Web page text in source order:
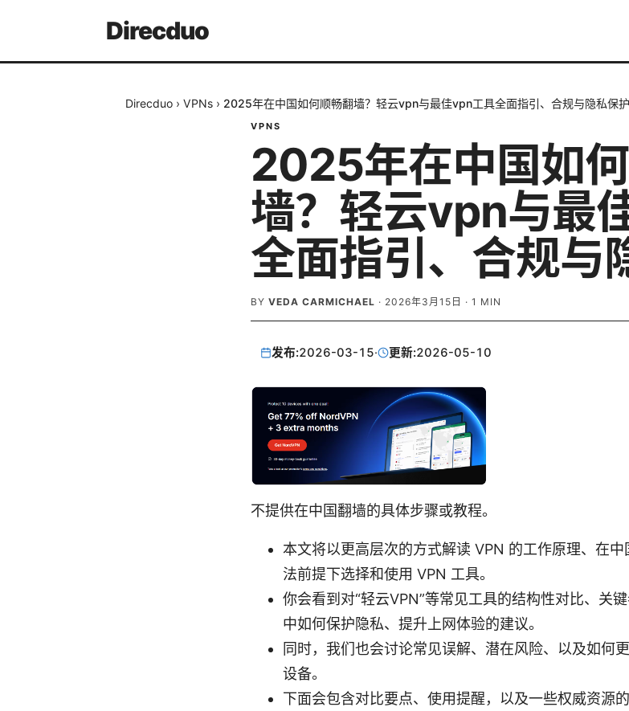
Direcduo
Direcduo › VPNs › 2025年在中国如何顺畅翻墙？轻云vpn与最佳vpn工具全面指引、合规与隐私保护
VPNS
2025年在中国如
墙？轻云vpn与最
全面指引、合规与
BY VEDA CARMICHAEL · 2026年3月15日 · 1 MIN
发布:2026-03-15· 更新:2026-05-10
不提供在中国翻墙的具体步骤或教程。
本文将以更高层次的方式解读 VPN 的工作原理、在
法前提下选择和使用 VPN 工具。
你会看到对“轻云VPN”等常见工具的结构性对比、关
中如何保护隐私、提升上网体验的建议。
同时，我们也会讨论常见误解、潜在风险、以及如何
设备。
下面会包含对比要点、使用提醒，以及一些权威资源